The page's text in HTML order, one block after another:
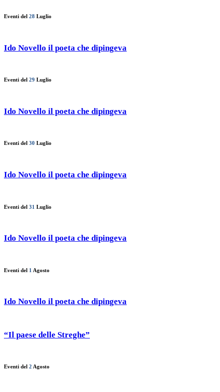
Eventi del 28 Luglio
Ido Novello il poeta che dipingeva
Eventi del 29 Luglio
Ido Novello il poeta che dipingeva
Eventi del 30 Luglio
Ido Novello il poeta che dipingeva
Eventi del 31 Luglio
Ido Novello il poeta che dipingeva
Eventi del 1 Agosto
Ido Novello il poeta che dipingeva
“Il paese delle Streghe”
Eventi del 2 Agosto